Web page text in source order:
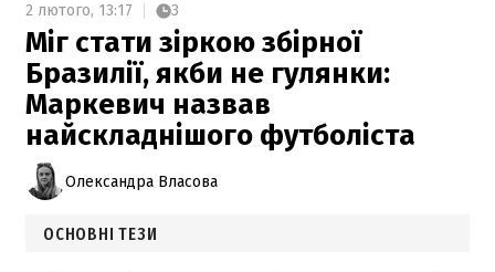
2 лютого, 13:17 3
Міг стати зіркою збірної
Бразилії, якби не гулянки:
Маркевич назвав
найскладнішого футболіста
Олександра Власова
ОСНОВНІ ТЕЗИ